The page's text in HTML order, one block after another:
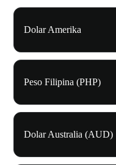
Dolar Amerika
Peso Filipina (PHP)
Dolar Australia (AUD)